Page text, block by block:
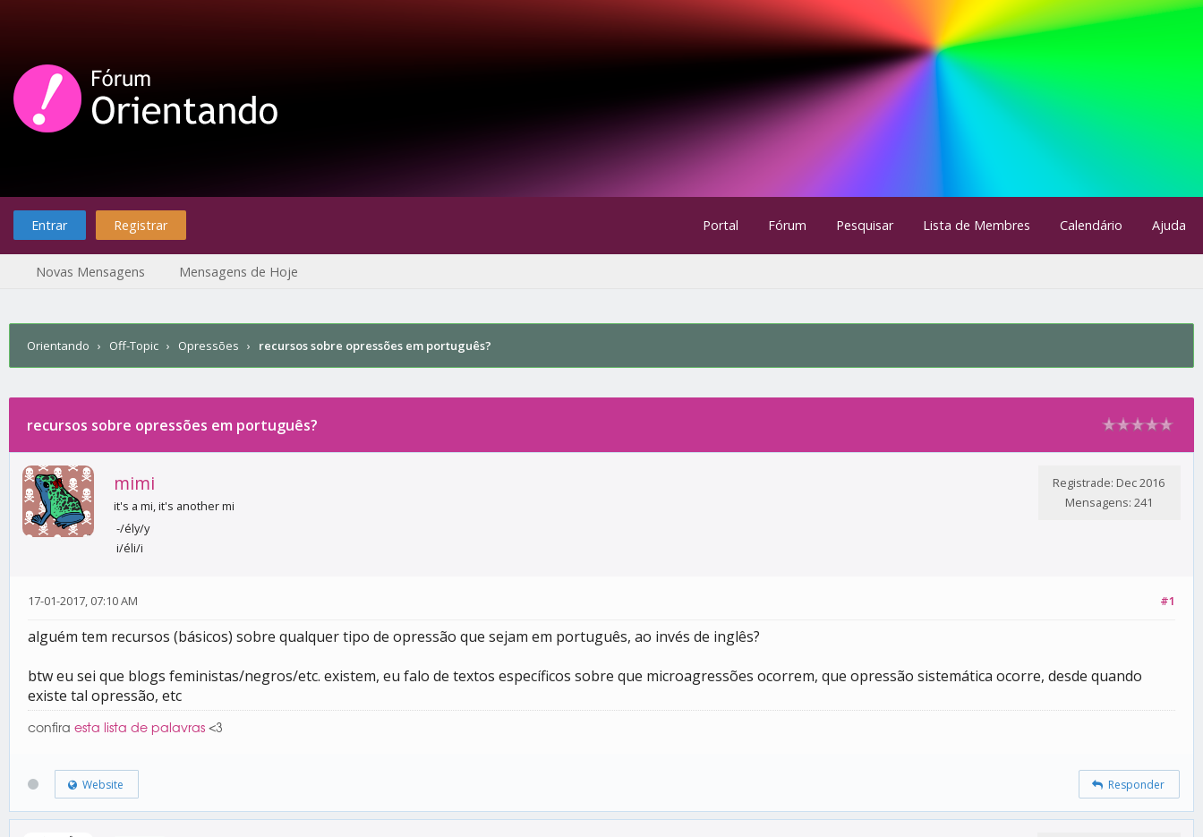
Entrar Registrar Portal Fórum Pesquisar Lista de Membres Calendário Ajuda
Novas Mensagens Mensagens de Hoje
Orientando › Off-Topic › Opressões › recursos sobre opressões em português?
0 votos - 0 média
12345
recursos sobre opressões em português?
mimi
it's a mi, it's another mi
-/ély/y
i/éli/i
Registrade: Dec 2016
Mensagens: 241
#1
17-01-2017, 07:10 AM
alguém tem recursos (básicos) sobre qualquer tipo de opressão que sejam em português, ao invés de inglês?
btw eu sei que blogs feministas/negros/etc. existem, eu falo de textos específicos sobre que microagressões ocorrem, que opressão sistemática ocorre, desde quando
existe tal opressão, etc
confira esta lista de palavras <3
Website Responder